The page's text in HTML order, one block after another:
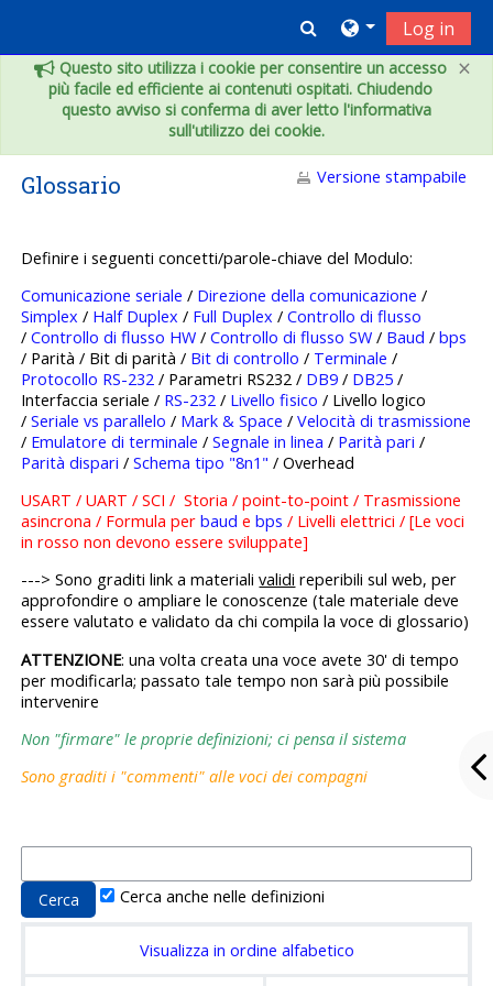
×
Questo sito utilizza i cookie per consentire un accesso
più facile ed efficiente ai contenuti ospitati. Chiudendo
questo avviso si conferma di aver letto l'informativa
sull'utilizzo dei cookie.
Toggle search
Log in
Glossario Versione stampabile
Definire i seguenti concetti/parole-chiave del Modulo:
Comunicazione seriale / Direzione della comunicazione /
Simplex / Half Duplex / Full Duplex /Controllo di flusso
/Controllo di flusso HW /Controllo di flusso SW / Baud /bps
/ Parità / Bit di parità / Bit di controllo / Terminale /
Protocollo RS-232 / Parametri RS232 / DB9 / DB25 /
Interfaccia seriale / RS-232 / Livello fisico / Livello logico
/Seriale vs parallelo / Mark & Space /Velocità di trasmissione
/ Emulatore di terminale /Segnale in linea / Parità pari /
Parità dispari /Schema tipo "8n1" / Overhead
USART / UART / SCI / Storia / point-to-point / Trasmissione
asincrona / Formula perbaud ebps / Livelli elettrici / [Le voci
in rosso non devono essere sviluppate]
---> Sono graditi link a materialivalidi reperibili sul web, per
approfondire o ampliare le conoscenze (tale materiale deve
essere valutato e validato da chi compila la voce di glossario)
ATTENZIONE: una volta creata una voce avete 30' di tempo
per modificarla; passato tale tempo non sarà più possibile
intervenire
Non "firmare" le proprie definizioni; ci pensa il sistema
Sono graditi i "commenti" alle voci dei compagni
Cerca anche nelle definizioni
Visualizza in ordine alfabetico